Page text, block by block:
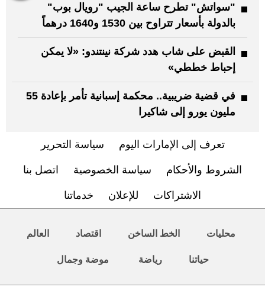
"سواتش" تطرح ساعة الجيب "رويال بوب"
بالدولة بأسعار تتراوح بين 1530 و1640 درهماً
القبض على شاب هدد شركة نينتندو: «لا يمكن
إحباط خططي»
في قضية ضريبية.. محكمة إسبانية تأمر بإعادة 55
مليون يورو إلى شاكيرا
تعرف إلى الإمارات اليوم سياسة التحرير
الشروط والأحكام سياسة الخصوصية اتصل بنا
الاشتراكات للإعلان خدماتنا
محليات الخط الساخن اقتصاد العالم
حياتنا رياضة موضة وجمال